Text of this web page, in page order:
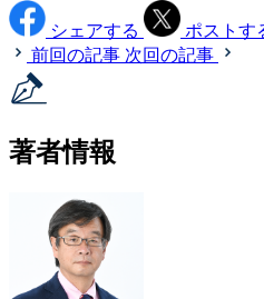
シェアする
ポストす
前回の記事 次回の記事
著者情報